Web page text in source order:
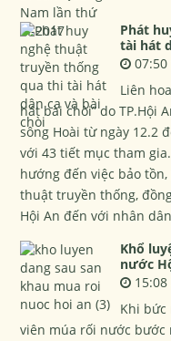
Phát
tài hát
Liên
hát bài chòi” do TP.Hội
sông Hoài từ ngày 12.2
với 43 tiết mục tham
hướng đến việc bảo
thuật truyền thống,
Hội An đến với nhân
Khổ
nước
Khi bức
viên múa rối nước bước